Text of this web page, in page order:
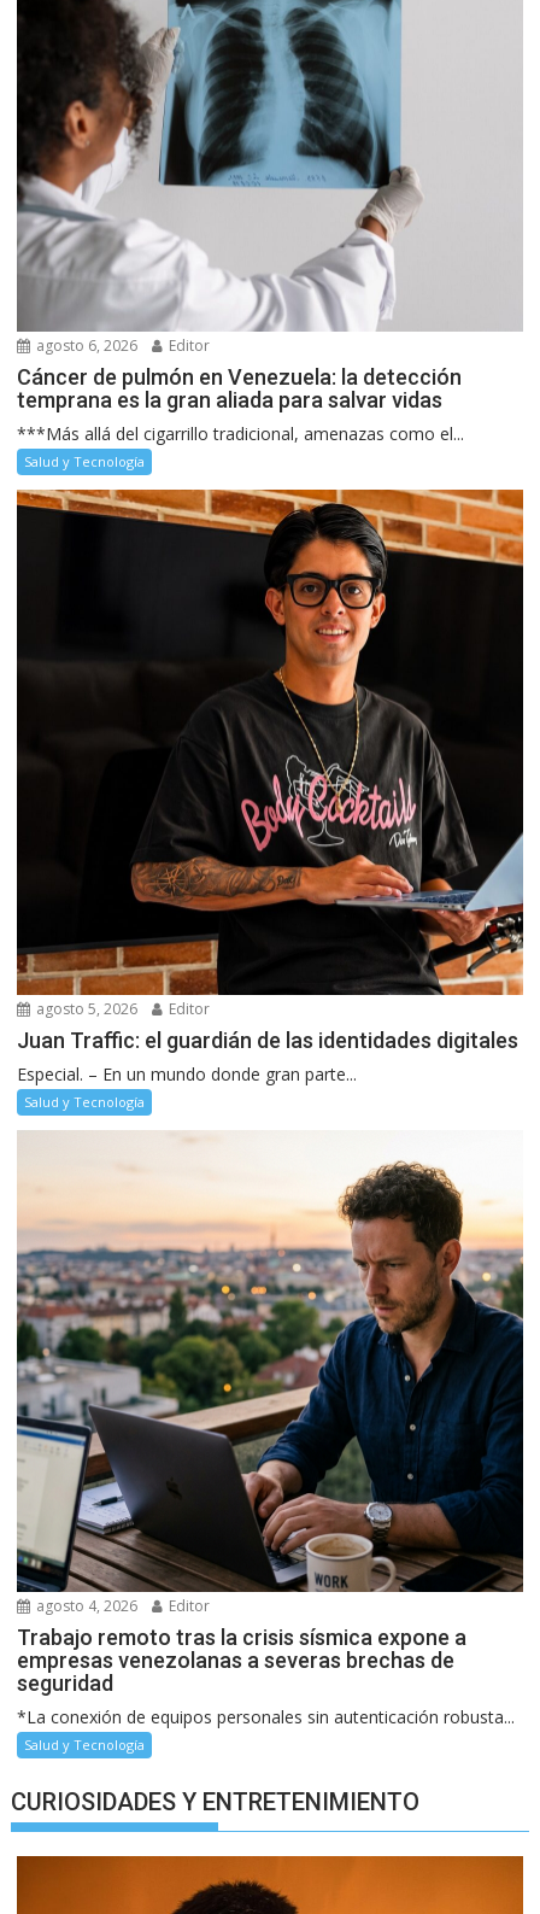
agosto 6, 2026 Editor
Cáncer de pulmón en Venezuela: la detección
temprana es la gran aliada para salvar vidas
***Más allá del cigarrillo tradicional, amenazas como el...
Salud y Tecnología
agosto 5, 2026 Editor
Juan Traffic: el guardián de las identidades digitales
Especial. – En un mundo donde gran parte...
Salud y Tecnología
agosto 4, 2026 Editor
Trabajo remoto tras la crisis sísmica expone a
empresas venezolanas a severas brechas de
seguridad
*La conexión de equipos personales sin autenticación robusta...
Salud y Tecnología
CURIOSIDADES Y ENTRETENIMIENTO